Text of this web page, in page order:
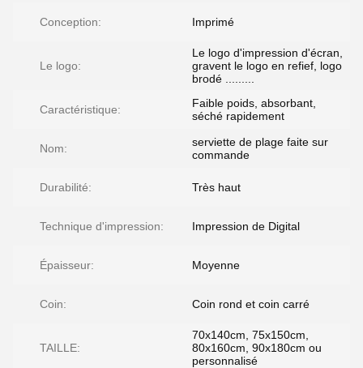
Conception: Imprimé
Le logo:
Le logo d'impression d'écran,
gravent le logo en refief, logo
brodé .........
Caractéristique:
Faible poids, absorbant,
séché rapidement
Nom:
serviette de plage faite sur
commande
Durabilité: Très haut
Technique d'impression: Impression de Digital
Épaisseur: Moyenne
Coin: Coin rond et coin carré
TAILLE:
70x140cm, 75x150cm,
80x160cm, 90x180cm ou
personnalisé